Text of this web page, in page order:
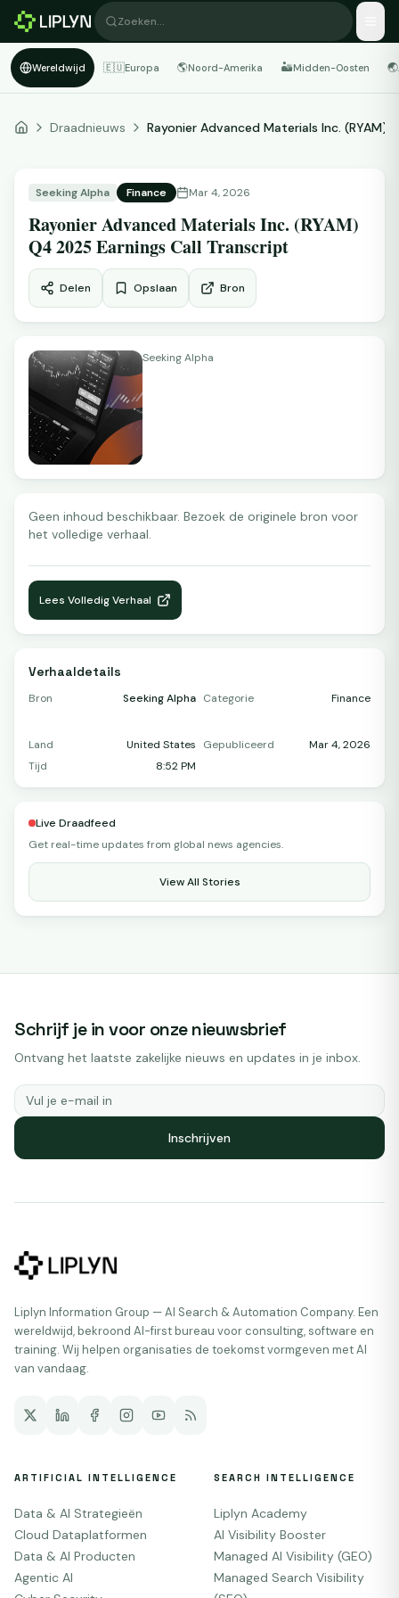
Zoeken…
Wereldwijd 🇪🇺Europa 🌎Noord-Amerika 🏜️Midden-Oosten 🌏
Draadnieuws Rayonier Advanced Materials Inc. (RYAM) ...
Seeking Alpha Finance Mar 4, 2026
Rayonier Advanced Materials Inc. (RYAM)
Q4 2025 Earnings Call Transcript
Delen Opslaan Bron
Seeking Alpha
Geen inhoud beschikbaar. Bezoek de originele bron voor
het volledige verhaal.
Lees Volledig Verhaal
Verhaaldetails
Bron Seeking Alpha Categorie Finance
Land United States Gepubliceerd
Mar 4, 2026
Tijd
8:52 PM
Live Draadfeed
Get real-time updates from global news agencies.
View All Stories
Schrijf je in voor onze nieuwsbrief
Ontvang het laatste zakelijke nieuws en updates in je inbox.
Inschrijven
Liplyn Information Group — AI Search & Automation Company. Een
wereldwijd, bekroond AI-first bureau voor consulting, software en
training. Wij helpen organisaties de toekomst vormgeven met AI
van vandaag.
ARTIFICIAL INTELLIGENCE
Data & AI Strategieën
Cloud Dataplatformen
Data & AI Producten
Agentic AI
SEARCH INTELLIGENCE
Liplyn Academy
AI Visibility Booster
Managed AI Visibility (GEO)
Managed Search Visibility